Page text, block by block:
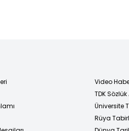
Video
TDK
Üniversite
Rüya